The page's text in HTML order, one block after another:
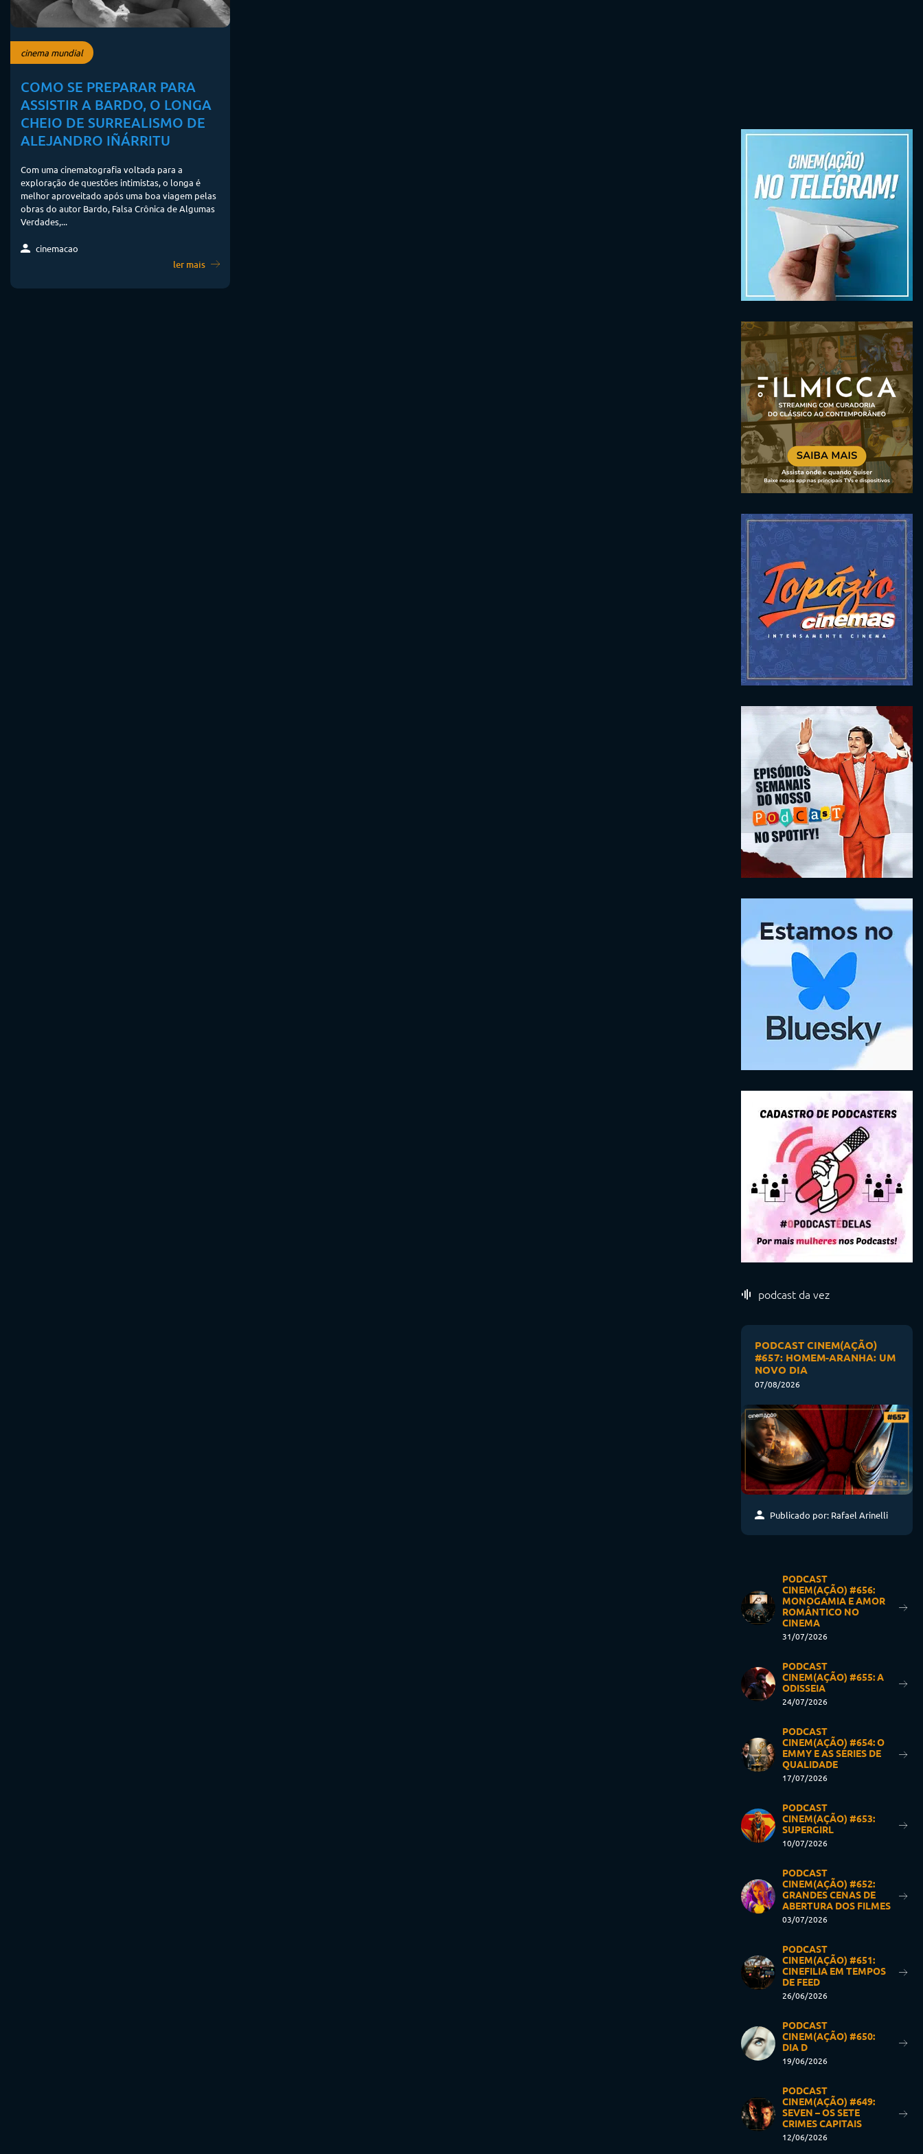
cinema mundial
COMO SE PREPARAR PARA
ASSISTIR A BARDO, O LONGA
CHEIO DE SURREALISMO DE
ALEJANDRO IÑÁRRITU
Com uma cinematografia voltada para a
exploração de questões intimistas, o longa é
melhor aproveitado após uma boa viagem pelas
obras do autor Bardo, Falsa Crônica de Algumas
Verdades,...
cinemacao
ler mais
podcast da vez
PODCAST CINEM(AÇÃO)
#657: HOMEM-ARANHA: UM
NOVO DIA
07/08/2026
Publicado por: Rafael Arinelli
PODCAST
CINEM(AÇÃO) #656:
MONOGAMIA E AMOR
ROMÂNTICO NO
CINEMA
31/07/2026
PODCAST
CINEM(AÇÃO) #655: A
ODISSEIA
24/07/2026
PODCAST
CINEM(AÇÃO) #654: O
EMMY E AS SÉRIES DE
QUALIDADE
17/07/2026
PODCAST
CINEM(AÇÃO) #653:
SUPERGIRL
10/07/2026
PODCAST
CINEM(AÇÃO) #652:
GRANDES CENAS DE
ABERTURA DOS FILMES
03/07/2026
PODCAST
CINEM(AÇÃO) #651:
CINEFILIA EM TEMPOS
DE FEED
26/06/2026
PODCAST
CINEM(AÇÃO) #650:
DIA D
19/06/2026
PODCAST
CINEM(AÇÃO) #649:
SEVEN – OS SETE
CRIMES CAPITAIS
12/06/2026